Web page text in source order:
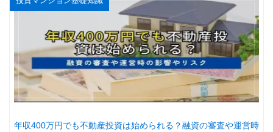
年収400万円でも不動産投資は始められる？融資の審査や運営時